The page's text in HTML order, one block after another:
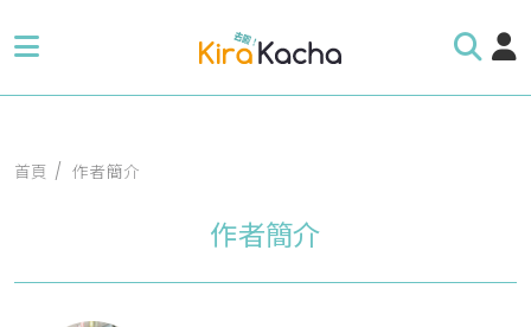
首頁 作者簡介
作者簡介